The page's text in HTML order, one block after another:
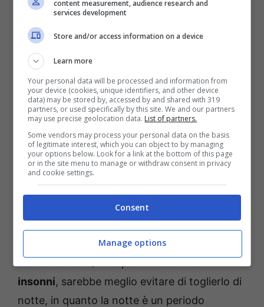
ciuccio da’ sollievo al bambino, non è ancora
Si capisce che il bambino è pronto a toglierlo,
ui stesso ad allontanarlo
volontariamente.Un modo sarebbe quello di
distrarlo nel mentre si toglie il ciuccio, magari
con giochi e attività divertenti.
Quando accantonare il
ciuccio: non di notte
, non a caso imita l’azione di
insonni, sarebbe meglio evitare di toglierlo di
notte, in quanto la notte è un periodo
content measurement, audience research and
services development
Store and/or access information on a device
Learn more
Your personal data will be processed and information from
your device (cookies, unique identifiers, and other device
data) may be stored by, accessed by and shared with 319
partners, or used specifically by this site. We and our partners
may use precise geolocation data. List of partners.
Some vendors may process your personal data on the basis
of legitimate interest, which you can object to by managing
your options below. Look for a link at the bottom of this page
or in the site menu to manage or withdraw consent in privacy
and cookie settings.
Consent
Manage options